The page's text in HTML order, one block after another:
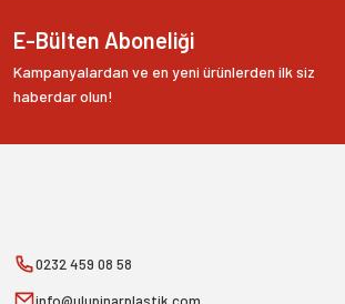
E-Bülten Aboneliği
Kampanyalardan ve en yeni ürünlerden ilk siz
haberdar olun!
0232 459 08 58